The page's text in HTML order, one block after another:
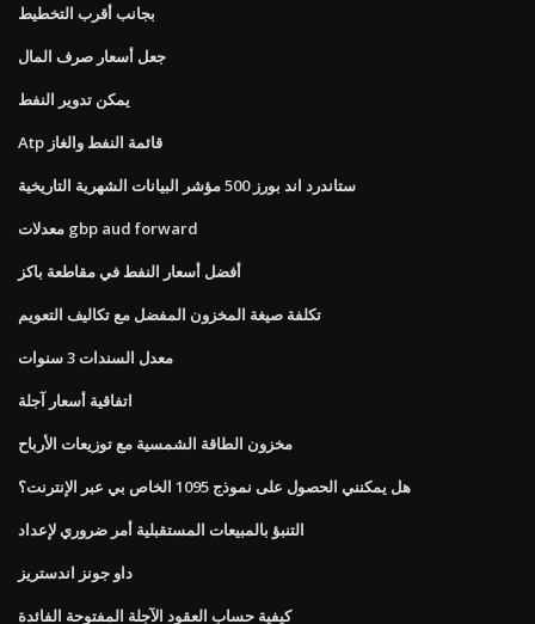
بجانب أقرب التخطيط
جعل أسعار صرف المال
يمكن تدوير النفط
Atp قائمة النفط والغاز
ستاندرد اند بورز 500 مؤشر البيانات الشهرية التاريخية
معدلات gbp aud forward
أفضل أسعار النفط في مقاطعة باكز
تكلفة صيغة المخزون المفضل مع تكاليف التعويم
معدل السندات 3 سنوات
اتفاقية أسعار آجلة
مخزون الطاقة الشمسية مع توزيعات الأرباح
هل يمكنني الحصول على نموذج 1095 الخاص بي عبر الإنترنت؟
التنبؤ بالمبيعات المستقبلية أمر ضروري لإعداد
داو جونز اندستريز
كيفية حساب العقود الآجلة المفتوحة الفائدة